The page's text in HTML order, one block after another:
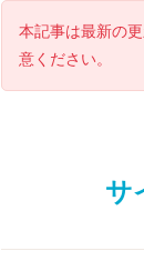
本記事は最新の
意ください。
サ